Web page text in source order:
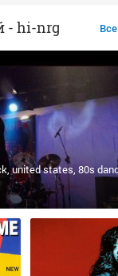
- hi-nrg
united states 80s